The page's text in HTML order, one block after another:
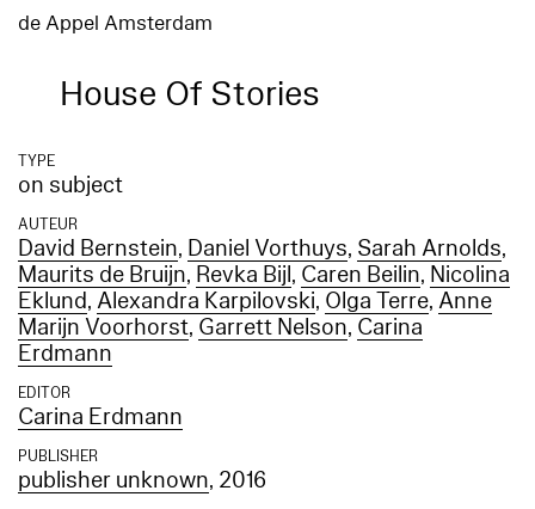
de Appel Amsterdam
House Of Stories
TYPE
on subject
AUTEUR
David Bernstein, Daniel Vorthuys, Sarah Arnolds,
Maurits de Bruijn, Revka Bijl, Caren Beilin, Nicolina
Eklund,Alexandra Karpilovski, Olga Terre,Anne
Marijn Voorhorst, Garrett Nelson, Carina
Erdmann
EDITOR
Carina Erdmann
PUBLISHER
publisher unknown, 2016